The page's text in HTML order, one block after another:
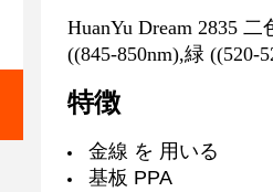
HuanYu Dream 2835
((845-850nm),緑 ((520-
特徴
金線 を 用いる
基板 PPA